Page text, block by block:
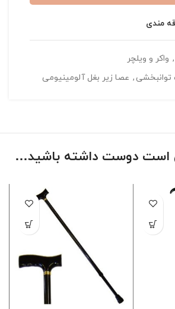
مندی
, واکر و ویلچر
توانبخشی , عصا زیر بغل آلومینیومی
دوست داشته باشید…